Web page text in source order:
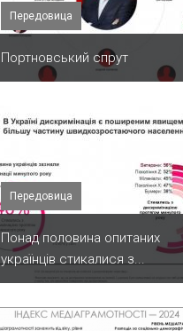
Передовица
Портновський спрут
Передовица
Понад половина опитаних
українців стикалися з...